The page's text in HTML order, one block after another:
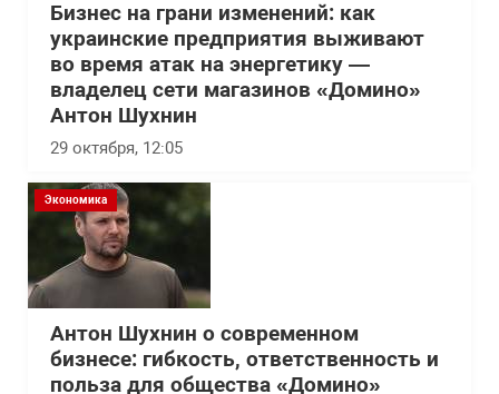
Бизнес на грани изменений: как
украинские предприятия выживают
во время атак на энергетику —
владелец сети магазинов «Домино»
Антон Шухнин
29 октября, 12:05
Экономика
Антон Шухнин о современном
бизнесе: гибкость, ответственность и
польза для общества «Домино»